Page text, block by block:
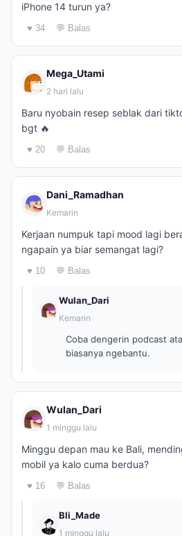
iPhone 14 turun ya?
♥ 34 💬 Balas
Mega_Utami
2 hari lalu
Baru nyobain resep seblak dari
bgt 🔥
♥ 20 💬 Balas
Dani_Ramadhan
Kemarin
Kerjaan numpuk tapi mood lagi
ngapain ya biar semangat lagi?
♥ 10 💬 Balas
Wulan_Dari
Kemarin
Coba dengerin podcast
biasanya ngebantu.
Wulan_Dari
1 minggu lalu
Minggu depan mau ke Bali,
mobil ya kalo cuma berdua?
♥ 16 💬 Balas
Bli_Made
1 minggu lalu